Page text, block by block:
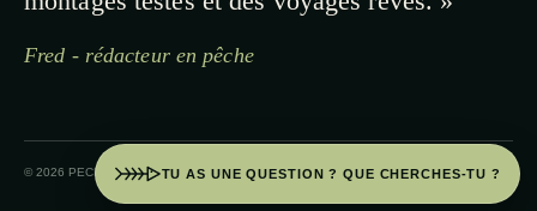
Fred - rédacteur en pêche
© 2026 PECHE A LA MOUCHE · PAYS BASQUETU AS UNE QUESTION ? QUE CHERCHES-TU ?